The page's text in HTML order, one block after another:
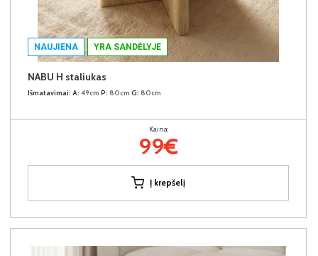
NAUJIENA YRA SANDĖLYJE
NABU H staliukas
Išmatavimai: A: 49cm P: 80cm G: 80cm
Kaina:
99€
Į krepšelį